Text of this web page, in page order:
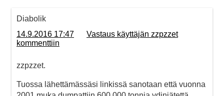
Diabolik
14.9.2016 17:47
Vastaus käyttäjän zzpzzet
kommenttiin
zzpzzet.
Tuossa lähettämässäsi linkissä sanotaan että vuonna